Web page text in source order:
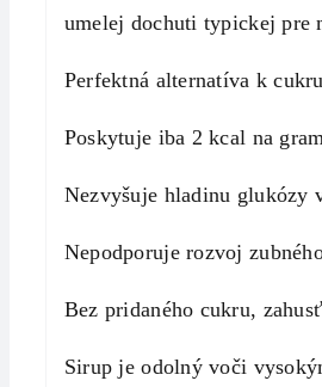
umelej dochuti typickej pre
Perfektná alternatíva k
Poskytuje iba 2 kcal na gram
Nezvyšuje hladinu glukózy
Nepodporuje rozvoj
Bez pridaného cukru,
Sirup je odolný voči